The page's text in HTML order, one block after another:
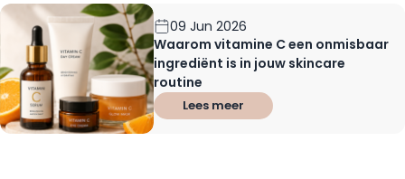
09 Jun 2026
Waarom vitamine C een onmisbaar
ingrediënt is in jouw skincare
routine
Lees meer